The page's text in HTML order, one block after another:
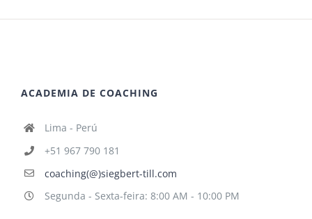
ACADEMIA DE COACHING
Lima - Perú
+51 967 790 181
coaching(@)siegbert-till.com
Segunda - Sexta-feira: 8:00 AM - 10:00 PM